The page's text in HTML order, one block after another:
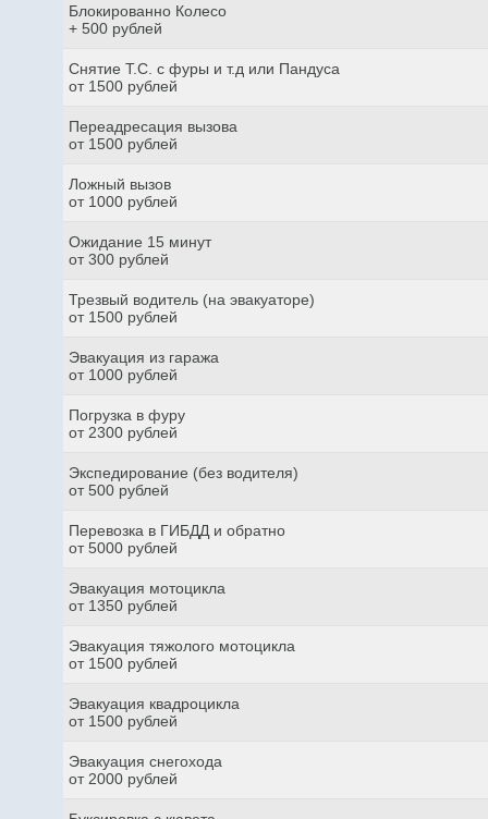
Блокированно Колесо
+ 500 рублей
Снятие Т.С. с фуры и т.д или Пандуса
от 1500 рублей
Переадресация вызова
от 1500 рублей
Ложный вызов
от 1000 рублей
Ожидание 15 минут
от 300 рублей
Трезвый водитель (на эвакуаторе)
от 1500 рублей
Эвакуация из гаража
от 1000 рублей
Погрузка в фуру
от 2300 рублей
Экспедирование (без водителя)
от 500 рублей
Перевозка в ГИБДД и обратно
от 5000 рублей
Эвакуация мотоцикла
от 1350 рублей
Эвакуация тяжолого мотоцикла
от 1500 рублей
Эвакуация квадроцикла
от 1500 рублей
Эвакуация снегохода
от 2000 рублей